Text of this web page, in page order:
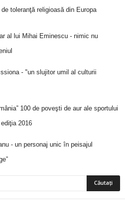
toleranţă religioasă din Europa
al lui Mihai Eminescu - nimic nu
- "un slujitor umil al culturii
100 de poveşti de aur ale sportului
2016
- un personaj unic în peisajul